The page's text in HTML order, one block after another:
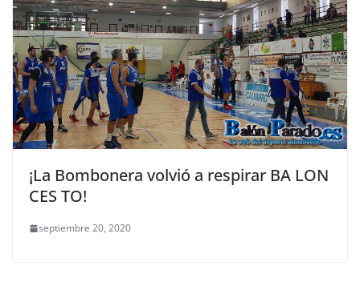
¡La Bombonera volvió a respirar BA LON
CES TO!
septiembre 20, 2020